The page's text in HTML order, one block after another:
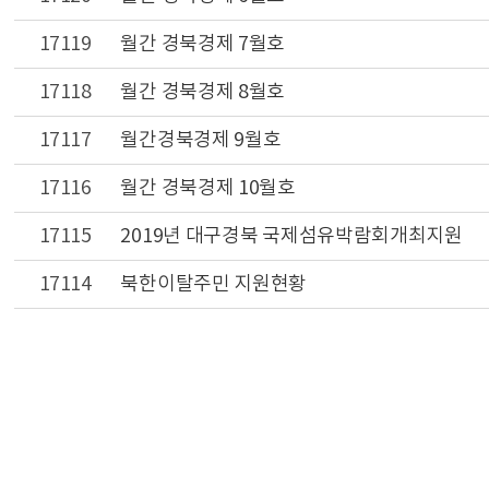
17119 월간 경북경제 7월호
17118 월간 경북경제 8월호
17117 월간경북경제 9월호
17116 월간 경북경제 10월호
17115 2019년 대구경북 국제섬유박람회개최지원
17114 북한이탈주민 지원현황